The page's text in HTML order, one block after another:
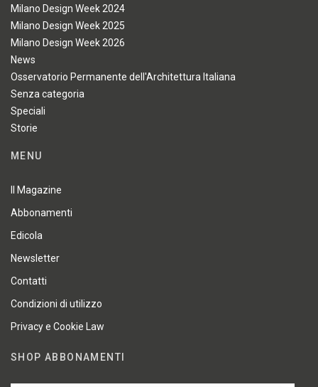
Milano Design Week 2024
Milano Design Week 2025
Milano Design Week 2026
News
Osservatorio Permanente dell'Architettura Italiana
Senza categoria
Speciali
Storie
MENU
Il Magazine
Abbonamenti
Edicola
Newsletter
Contatti
Condizioni di utilizzo
Privacy e Cookie Law
SHOP ABBONAMENTI